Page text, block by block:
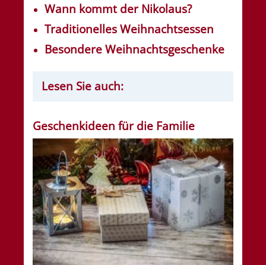
Wann kommt der Nikolaus?
Traditionelles Weihnachtsessen
Besondere Weihnachtsgeschenke
Lesen Sie auch:
Geschenkideen für die Familie